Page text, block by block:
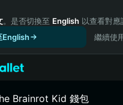
。是否切換至 English 以查看對應
English
繼續使
Brainrot Kid 錢包